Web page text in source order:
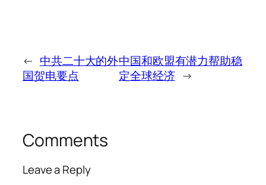
← 中共二十大的外
国贺电要点
中国和欧盟有潜力帮助稳
定全球经济 →
Comments
Leave a Reply